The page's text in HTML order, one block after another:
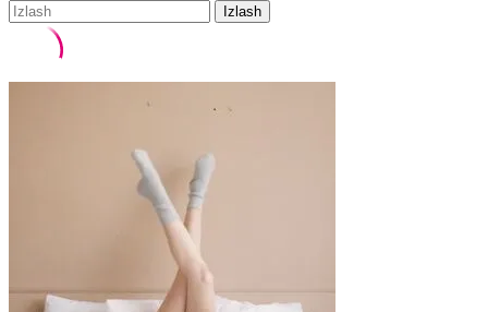
Izlash